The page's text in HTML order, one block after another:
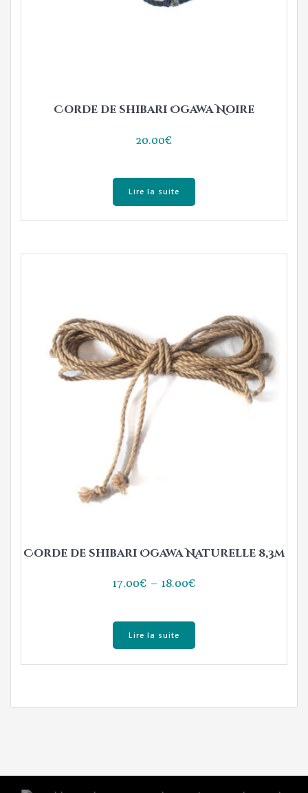
Corde de shibari Ogawa Noire
20.00€
Lire la suite
Corde de shibari Ogawa Naturelle 8,3m
17.00€ – 18.00€
17.00€
Lire la suite